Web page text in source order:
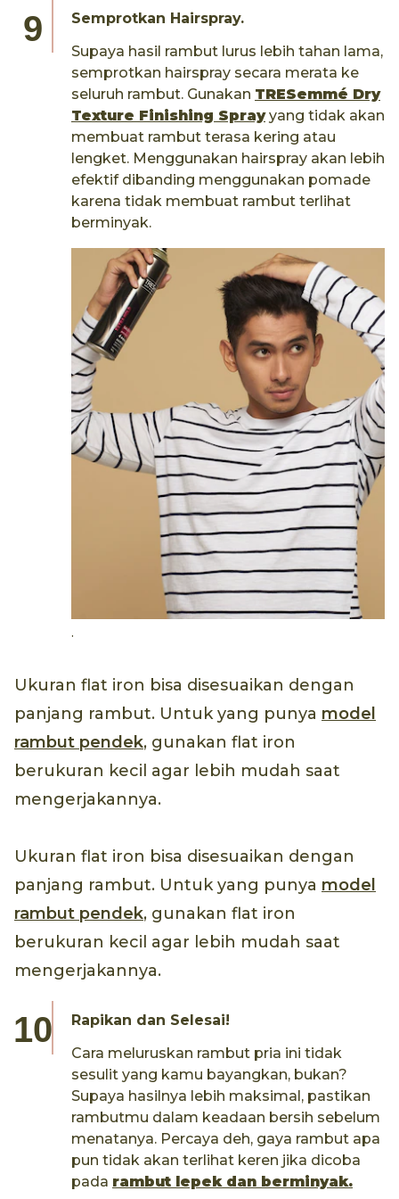
Semprotkan Hairspray.
Supaya hasil rambut lurus lebih tahan lama,
semprotkan hairspray secara merata ke
seluruh rambut. Gunakan TRESemmé Dry
Texture Finishing Sprayyang tidak akan
membuat rambut terasa kering atau
lengket. Menggunakan hairspray akan lebih
efektif dibanding menggunakan pomade
karena tidak membuat rambut terlihat
berminyak.
.
Ukuran flat iron bisa disesuaikan dengan
panjang rambut. Untuk yang punya model
rambut pendek, gunakan flat iron
berukuran kecil agar lebih mudah saat
mengerjakannya.
Ukuran flat iron bisa disesuaikan dengan
panjang rambut. Untuk yang punya model
rambut pendek, gunakan flat iron
berukuran kecil agar lebih mudah saat
mengerjakannya.
Rapikan dan Selesai!
Cara meluruskan rambut pria ini tidak
sesulit yang kamu bayangkan, bukan?
Supaya hasilnya lebih maksimal, pastikan
rambutmu dalam keadaan bersih sebelum
menatanya. Percaya deh, gaya rambut apa
pun tidak akan terlihat keren jika dicoba
pada rambut lepek dan berminyak.